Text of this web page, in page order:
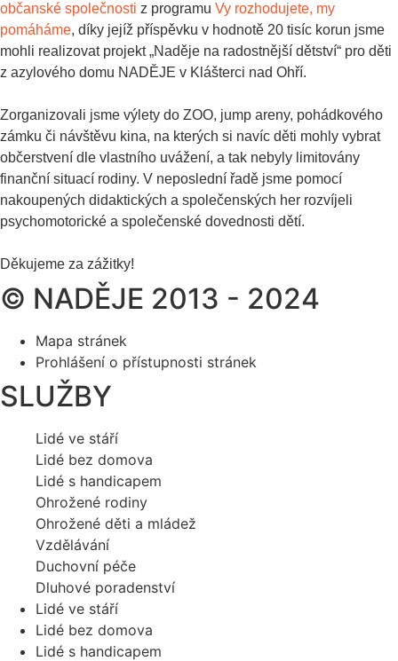
občanské společnosti z programu Vy rozhodujete, my
pomáháme, díky jejíž příspěvku v hodnotě 20 tisíc korun jsme
mohli realizovat projekt „Naděje na radostnější dětství“ pro děti
z azylového domu NADĚJE v Klášterci nad Ohří.
Zorganizovali jsme výlety do ZOO, jump areny, pohádkového
zámku či návštěvu kina, na kterých si navíc děti mohly vybrat
občerstvení dle vlastního uvážení, a tak nebyly limitovány
finanční situací rodiny. V neposlední řadě jsme pomocí
nakoupených didaktických a společenských her rozvíjeli
psychomotorické a společenské dovednosti dětí.
Děkujeme za zážitky!
© NADĚJE 2013 - 2024
Mapa stránek
Prohlášení o přístupnosti stránek
SLUŽBY
Lidé ve stáří
Lidé bez domova
Lidé s handicapem
Ohrožené rodiny
Ohrožené děti a mládež
Vzdělávání
Duchovní péče
Dluhové poradenství
Lidé ve stáří
Lidé bez domova
Lidé s handicapem